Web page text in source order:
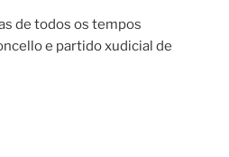
de todos os tempos
e partido xudicial de